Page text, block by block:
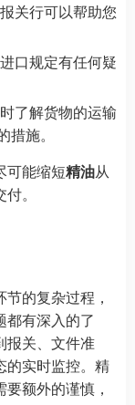
关行可以帮助您
口规定有任何疑
了解货物的运输
施。
可能缩短精油从
。
的复杂过程，
都有深入的了
报关、文件准
的实时监控。精
额外的谨慎，